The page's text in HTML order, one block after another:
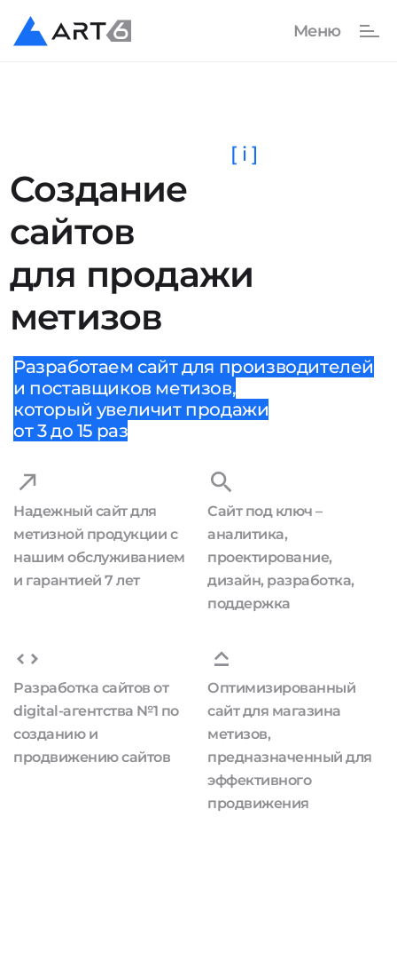
Создание
сайтов
для продажи
метизов
[ i ]
Разработаем сайт для производителей
и поставщиков метизов,
который увеличит продажи
от 3 до 15 раз
Надежный сайт для
метизной продукции с
нашим обслуживанием
и гарантией 7 лет
Сайт под ключ –
аналитика,
проектирование,
дизайн, разработка,
поддержка
Разработка сайтов от
digital-агентства №1 по
созданию и
продвижению сайтов
Оптимизированный
сайт для магазина
метизов,
предназначенный для
эффективного
продвижения